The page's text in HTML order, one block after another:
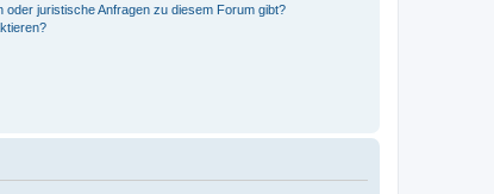
juristische Anfragen zu diesem Forum gibt?